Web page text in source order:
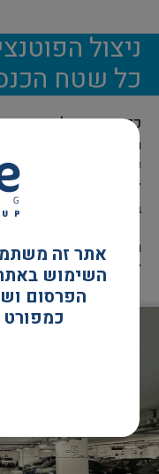
ניצול
כל שטח
כך הופכת כל חניה
הכנסה חכם, גמיש
של חניה אחת מגלם
למקור הכנסה אמיתי
בניהול נדל״ן מניב.
התקדמו עוד היום
למקסם את מלא
אתר זה
השימוש
הפרסום
כמפורט